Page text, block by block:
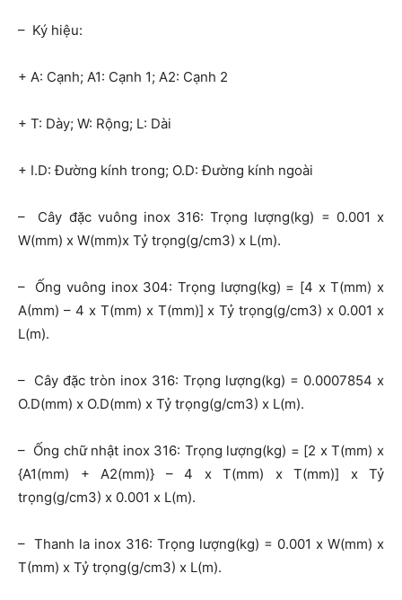
– Ký hiệu:
+ A: Cạnh; A1: Cạnh 1; A2: Cạnh 2
+ T: Dày; W: Rộng; L: Dài
+ I.D: Đường kính trong; O.D: Đường kính ngoài
– Cây đặc vuông inox 316: Trọng lượng(kg) = 0.001 x
W(mm) x W(mm)x Tỷ trọng(g/cm3) x L(m).
– Ống vuông inox 304: Trọng lượng(kg) = [4 x T(mm) x
A(mm) – 4 x T(mm) x T(mm)] x Tỷ trọng(g/cm3) x 0.001 x
L(m).
– Cây đặc tròn inox 316: Trọng lượng(kg) = 0.0007854 x
O.D(mm) x O.D(mm) x Tỷ trọng(g/cm3) x L(m).
– Ống chữ nhật inox 316: Trọng lượng(kg) = [2 x T(mm) x
{A1(mm) + A2(mm)} – 4 x T(mm) x T(mm)] x Tỷ
trọng(g/cm3) x 0.001 x L(m).
– Thanh la inox 316: Trọng lượng(kg) = 0.001 x W(mm) x
T(mm) x Tỷ trọng(g/cm3) x L(m).